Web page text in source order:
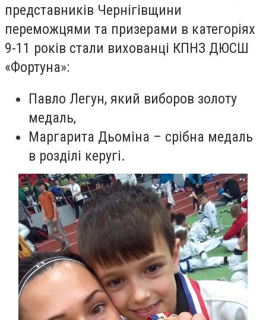
представників Чернігівщини
переможцями та призерами в категоріях
9-11 років стали вихованці КПНЗ ДЮСШ
«Фортуна»:
Павло Легун, який виборов золоту
медаль,
Маргарита Дьоміна – срібна медаль
в розділі керугі.